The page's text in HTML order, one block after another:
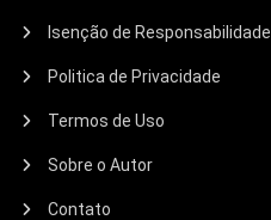
Isenção de Responsabilidade
Politica de Privacidade
Termos de Uso
Sobre o Autor
Contato